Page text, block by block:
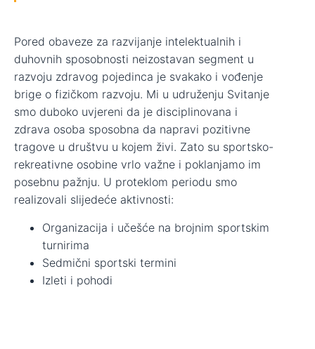
Pored obaveze za razvijanje intelektualnih i
duhovnih sposobnosti neizostavan segment u
razvoju zdravog pojedinca je svakako i vođenje
brige o fizičkom razvoju. Mi u udruženju Svitanje
smo duboko uvjereni da je disciplinovana i
zdrava osoba sposobna da napravi pozitivne
tragove u društvu u kojem živi. Zato su sportsko-
rekreativne osobine vrlo važne i poklanjamo im
posebnu pažnju. U proteklom periodu smo
realizovali slijedeće aktivnosti:
Organizacija i učešće na brojnim sportskim
turnirima
Sedmični sportski termini
Izleti i pohodi